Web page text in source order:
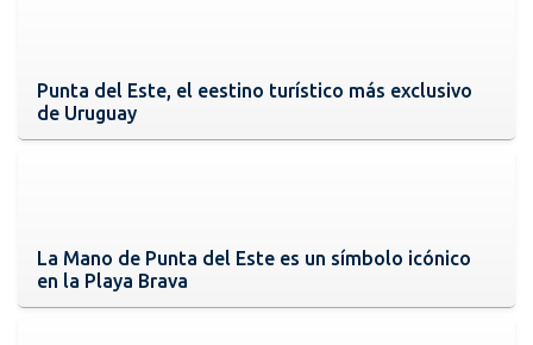
Punta del Este, el eestino turístico más exclusivo
de Uruguay
La Mano de Punta del Este es un símbolo icónico
en la Playa Brava